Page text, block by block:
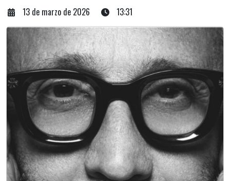
13 de marzo de 2026 13:31